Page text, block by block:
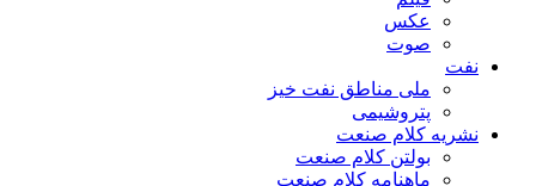
عکس
صوت
نفت
ملی مناطق نفت خیز
پتروشیمی
نشریه کلام صنعت
بولتن کلام صنعت
ماهنامه کلام صنعت